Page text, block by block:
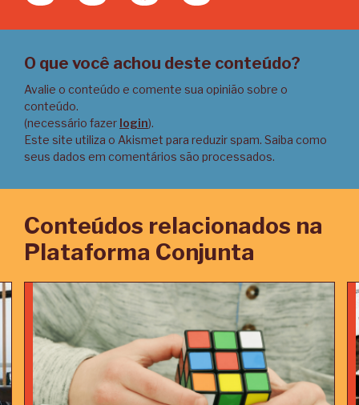
O que você achou deste conteúdo?
Avalie o conteúdo e comente sua opinião sobre o
conteúdo.
(necessário fazer login).
Este site utiliza o Akismet para reduzir spam. Saiba como
seus dados em comentários são processados.
Conteúdos relacionados na
Plataforma Conjunta